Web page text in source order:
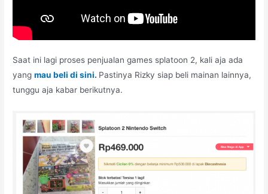
Saat ini lagi proses penjualan games splatoon 2, kali aja ada
yangmau beli di sini. Pastinya Rizky siap beli mainan lainnya,
tunggu aja kabar berikutnya.